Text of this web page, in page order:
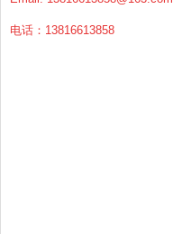
电话：13816613858